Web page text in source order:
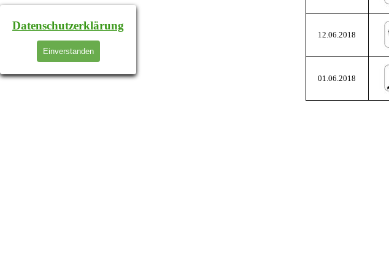
Datenschutzerklärung
Einverstanden
12.06.2018
01.06.2018